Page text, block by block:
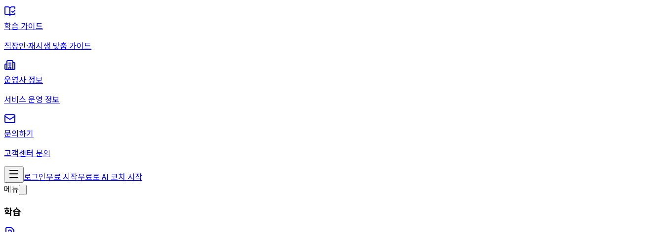
학습 가이드
직장인·재시생 맞춤 가이드
운영사 정보
서비스 운영 정보
문의하기
고객센터 문의
로그인무료 시작무료로 AI 코치 시작
메뉴
학습